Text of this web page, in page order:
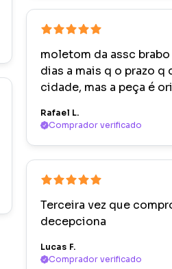
moletom da assc
dias a mais q o prazo q
cidade, mas a peça é
Rafael L.
Comprador verificado
Terceira vez que
decepciona
Lucas F.
Comprador verificado